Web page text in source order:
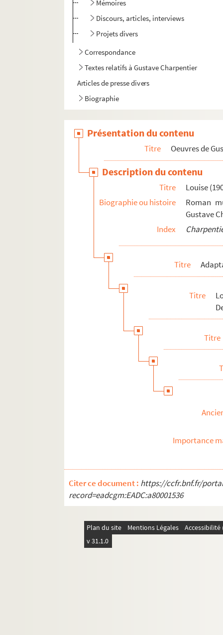
Mémoires
Discours, articles, interviews
Projets divers
Correspondance
Textes relatifs à Gustave Charpentier
Articles de presse divers
Biographie
Présentation du contenu
Titre Oeuvres de
Description du contenu
Titre
Louise
Biographie ou histoire
Roman
Gustave
Index
Titre
Titre
Titre
Importance
Citer ce document : https://ccfr.bnf.fr/
record=eadcgm:EADC:a80001536
Plan du site Mentions Légales
v 31.1.0